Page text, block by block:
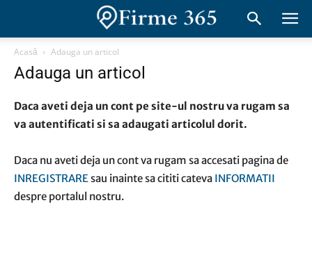
Acasă Adauga un articol
Adauga un articol
Daca aveti deja un cont pe site-ul nostru va rugam sa
va autentificati si sa adaugati articolul dorit.
Daca nu aveti deja un cont va rugam sa accesati pagina de
INREGISTRAREsau inainte sa cititi cateva INFORMATII
despre portalul nostru.